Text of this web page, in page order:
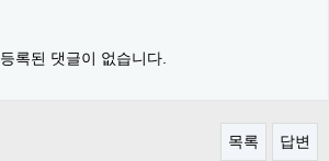
등록된 댓글이 없습니다.
목록 답변